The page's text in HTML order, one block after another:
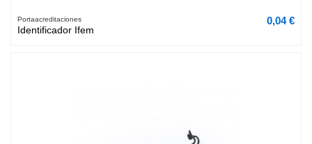
Portaacreditaciones
Identificador Ifem
0,04 €